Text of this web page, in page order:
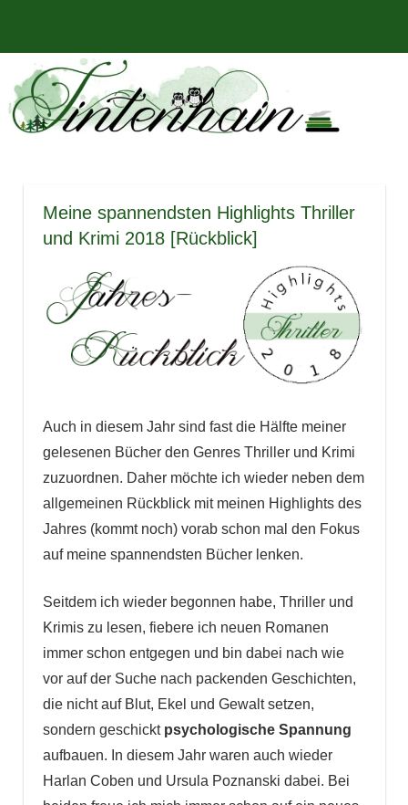
springen
Tintenhain
–
Der
Rezensionen
und
mehr
Meine spannendsten Highlights Thriller
und Krimi 2018 [Rückblick]
Auch in diesem Jahr sind fast die Hälfte meiner
gelesenen Bücher den Genres Thriller und Krimi
zuzuordnen. Daher möchte ich wieder neben dem
allgemeinen Rückblick mit meinen Highlights des
Jahres (kommt noch) vorab schon mal den Fokus
auf meine spannendsten Bücher lenken.
Seitdem ich wieder begonnen habe, Thriller und
Krimis zu lesen, fiebere ich neuen Romanen
immer schon entgegen und bin dabei nach wie
vor auf der Suche nach packenden Geschichten,
die nicht auf Blut, Ekel und Gewalt setzen,
sondern geschickt psychologische Spannung
aufbauen. In diesem Jahr waren auch wieder
Harlan Coben und Ursula Poznanski dabei. Bei